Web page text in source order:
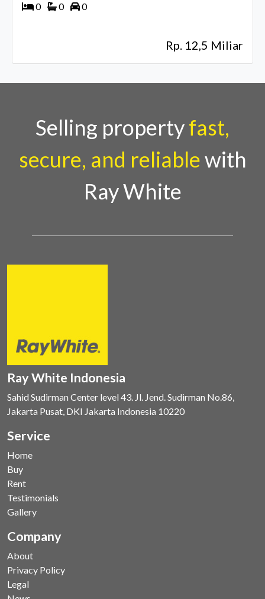
0
0 0
Rp. 12,5 Miliar
Selling propertyfast,
secure, and reliablewith
Ray White
Ray White Indonesia
Sahid Sudirman Center level 43. Jl. Jend. Sudirman No.86,
Jakarta Pusat, DKI Jakarta Indonesia 10220
Service
Home
Buy
Rent
Testimonials
Gallery
Company
About
Privacy Policy
Legal